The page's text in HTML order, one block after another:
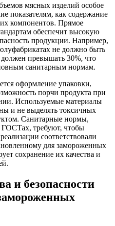
мясных изделий особое
показателям, как содержание
компонентов. Прямое
обеспечит высокую
продукции. Например,
не должно быть
превышать 30%, что
санитарным нормам.
оформление упаковки,
порчи продукта при
Используемые материалы
и не выделять токсичных
Санитарные нормы,
требуют, чтобы
соответствовали
для замороженных
сохранение их качества и
и безопасности